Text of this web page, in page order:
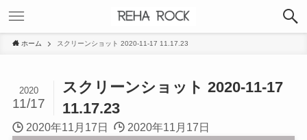
ホーム スクリーンショット 2020-11-17 11.17.23
スクリーンショット 2020-11-17
11.17.23
2020
11/17
2020年11月17日 2020年11月17日